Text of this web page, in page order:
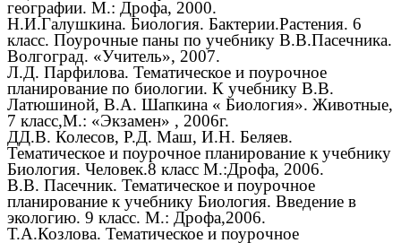
географии. М.: Дрофа, 2000.
Н.И.Галушкина. Биология. Бактерии.Растения. 6
класс. Поурочные паны по учебнику В.В.Пасечника.
Волгоград. «Учитель», 2007.
Л.Д. Парфилова. Тематическое и поурочное
планирование по биологии. К учебнику В.В.
Латюшиной, В.А. Шапкина « Биология». Животные,
7 класс,М.: «Экзамен» , 2006г.
ДД.В. Колесов, Р.Д. Маш, И.Н. Беляев.
Тематическое и поурочное планирование к учебнику
Биология. Человек.8 класс М.:Дрофа, 2006.
В.В. Пасечник. Тематическое и поурочное
планирование к учебнику Биология. Введение в
экологию. 9 класс. М.: Дрофа,2006.
Т.А.Козлова. Тематическое и поурочное